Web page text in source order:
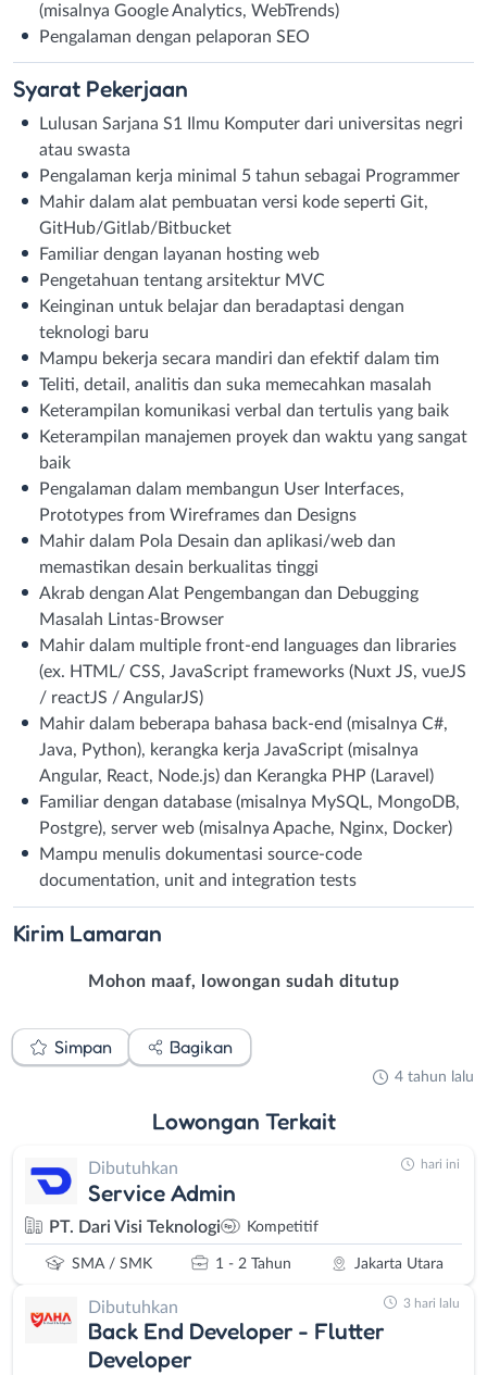
(misalnya Google Analytics, WebTrends)
Pengalaman dengan pelaporan SEO
Syarat Pekerjaan
Lulusan Sarjana S1 Ilmu Komputer dari universitas negri
atau swasta
Pengalaman kerja minimal 5 tahun sebagai Programmer
Mahir dalam alat pembuatan versi kode seperti Git,
GitHub/Gitlab/Bitbucket
Familiar dengan layanan hosting web
Pengetahuan tentang arsitektur MVC
Keinginan untuk belajar dan beradaptasi dengan
teknologi baru
Mampu bekerja secara mandiri dan efektif dalam tim
Teliti, detail, analitis dan suka memecahkan masalah
Keterampilan komunikasi verbal dan tertulis yang baik
Keterampilan manajemen proyek dan waktu yang sangat
baik
Pengalaman dalam membangun User Interfaces,
Prototypes from Wireframes dan Designs
Mahir dalam Pola Desain dan aplikasi/web dan
memastikan desain berkualitas tinggi
Akrab dengan Alat Pengembangan dan Debugging
Masalah Lintas-Browser
Mahir dalam multiple front-end languages dan libraries
(ex. HTML/ CSS, JavaScript frameworks (Nuxt JS, vueJS
/ reactJS / AngularJS)
Mahir dalam beberapa bahasa back-end (misalnya C#,
Java, Python), kerangka kerja JavaScript (misalnya
Angular, React, Node.js) dan Kerangka PHP (Laravel)
Familiar dengan database (misalnya MySQL, MongoDB,
Postgre), server web (misalnya Apache, Nginx, Docker)
Mampu menulis dokumentasi source-code
documentation, unit and integration tests
Kirim Lamaran
Mohon maaf, lowongan sudah ditutup
Simpan Bagikan
4 tahun lalu
Lowongan Terkait
Dibutuhkan
Service Admin
PT. Dari Visi Teknologi Kompetitif
SMA / SMK 1 - 2 Tahun Jakarta Utara
hari ini
Dibutuhkan
Back End Developer - Flutter
Developer
3 hari lalu